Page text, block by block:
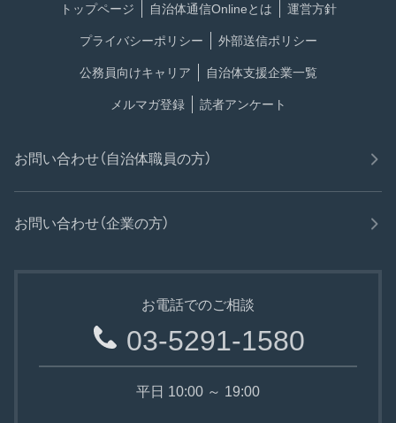
トップページ 自治体通信Onlineとは 運営方針
プライバシーポリシー 外部送信ポリシー
公務員向けキャリア 自治体支援企業一覧
メルマガ登録 読者アンケート
お問い合わせ（自治体職員の方）
お問い合わせ（企業の方）
お電話でのご相談
03-5291-1580
平日 10:00 ～ 19:00